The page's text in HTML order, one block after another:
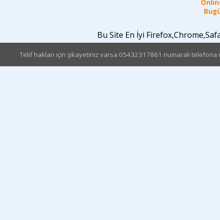
Bu Site En İyi
Telif hakları için şikayetiniz varsa 05432317861 numaralı telefona